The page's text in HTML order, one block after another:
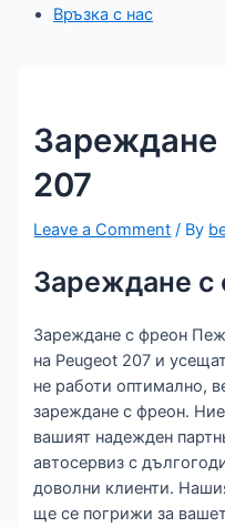
Връзка с нас
207
Leave a Comment / By
Зареждане
Зареждане с фреон
на Peugeot 207 и
не работи оптимално,
зареждане с фреон.
вашият надежден
автосервиз с
доволни клиенти.
ще се погрижи за